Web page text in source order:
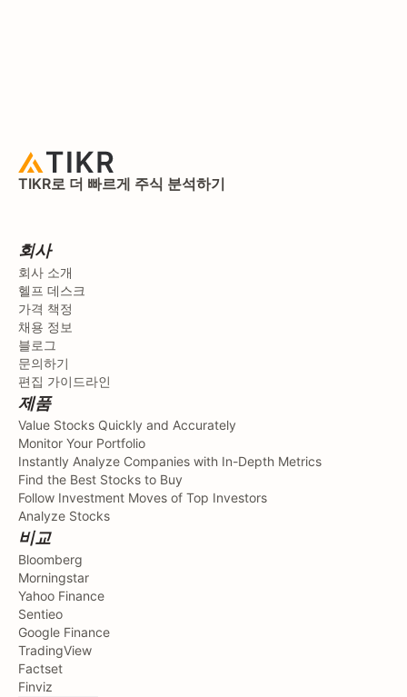
TIKR로 더 빠르게 주식 분석하기
회사
회사 소개
헬프 데스크
가격 책정
채용 정보
블로그
문의하기
편집 가이드라인
제품
Value Stocks Quickly and Accurately
Monitor Your Portfolio
Instantly Analyze Companies with In-Depth Metrics
Find the Best Stocks to Buy
Follow Investment Moves of Top Investors
Analyze Stocks
비교
Bloomberg
Morningstar
Yahoo Finance
Sentieo
Google Finance
TradingView
Factset
Finviz